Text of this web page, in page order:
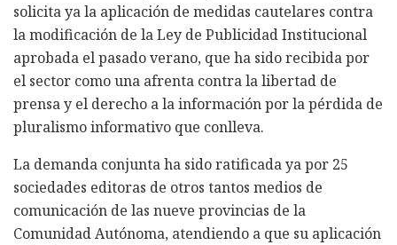
solicita ya la aplicación de medidas cautelares contra
la modificación de la Ley de Publicidad Institucional
aprobada el pasado verano, que ha sido recibida por
el sector como una afrenta contra la libertad de
prensa y el derecho a la información por la pérdida de
pluralismo informativo que conlleva.
La demanda conjunta ha sido ratificada ya por 25
sociedades editoras de otros tantos medios de
comunicación de las nueve provincias de la
Comunidad Autónoma, atendiendo a que su aplicación